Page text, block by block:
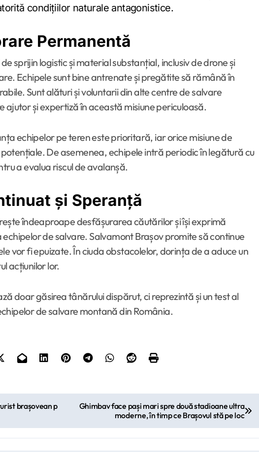
condițiilor naturale antagonistice.
Permanentă
sprijin logistic și material substanțial, inclusiv de drone și
Echipele sunt bine antrenate și pregătite să rămână în
Sunt alături și voluntarii din alte centre de salvare
ajutor și expertiză în această misiune periculoasă.
echipelor pe teren este prioritară, iar orice misiune de
De asemenea, echipele intră periodic în legătură cu
a evalua riscul de avalanșă.
și Speranță
îndeaproape desfășurarea căutărilor și își exprimă
de salvare. Salvamont Brașov promite să continue
vor fi epuizate. În ciuda obstacolelor, dorința de a aduce un
acțiunilor lor.
doar găsirea tânărului dispărut, ci reprezintă și un test al
de salvare montană din România.
brașovean p
Ghimbav face pași mari spre două stadioane ultra
moderne, în timp ce Brașovul stă pe loc